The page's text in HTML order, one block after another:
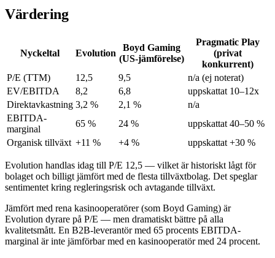
Värdering
Nyckeltal Evolution
Boyd Gaming
(US-jämförelse)
Pragmatic Play
(privat
konkurrent)
P/E (TTM)
12,5 9,5
n/a (ej noterat)
EV/EBITDA
8,2 6,8
uppskattat 10–12x
Direktavkastning 3,2 % 2,1 %
n/a
EBITDA-
marginal
65 % 24 %
uppskattat 40–50 %
Organisk tillväxt +11 % +4 % uppskattat +30 %
Evolution handlas idag till P/E 12,5 — vilket är historiskt lågt för
bolaget och billigt jämfört med de flesta tillväxtbolag. Det speglar
sentimentet kring regleringsrisk och avtagande tillväxt.
Jämfört med rena kasinooperatörer (som Boyd Gaming) är
Evolution dyrare på P/E — men dramatiskt bättre på alla
kvalitetsmått. En B2B-leverantör med 65 procents EBITDA-
marginal är inte jämförbar med en kasinooperatör med 24 procent.